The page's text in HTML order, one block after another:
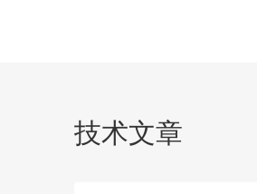
技术文章